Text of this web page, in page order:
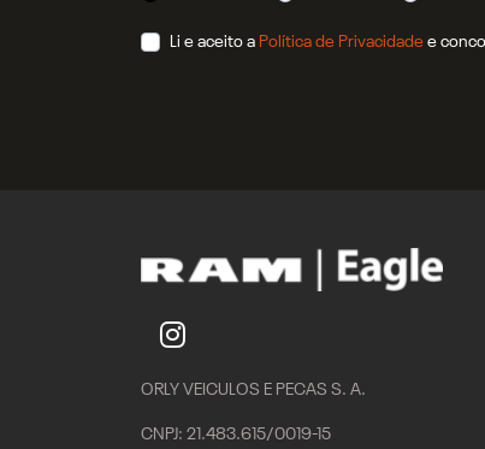
Li e aceito a Política de Privacidade e
ORLY VEICULOS E PECAS S. A.
CNPJ: 21.483.615/0019-15